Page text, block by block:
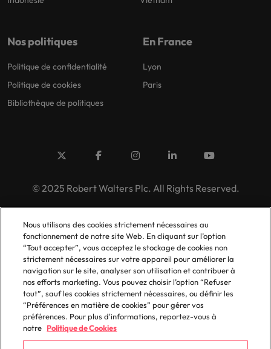
Nos politiques
Politique de confidentialité
Politique de cookies
Bibliothèque de politiques
En France
Lyon
Paris
© 2025 Robert Walters Plc. All Rights Reserved.
Nous utilisons des cookies strictement nécessaires au
fonctionnement de notre site Web. En cliquant sur l’option
“Tout accepter”, vous acceptez le stockage de cookies non
strictement nécessaires sur votre appareil pour améliorer la
navigation sur le site, analyser son utilisation et contribuer à
nos efforts marketing. Vous pouvez choisir l’option “Refuser
tout”, sauf les cookies strictement nécessaires, ou définir les
“Préférences en matière de cookies” pour gérer vos
préférences. Pour plus d'informations, reportez-vous à
notre Politique de Cookies